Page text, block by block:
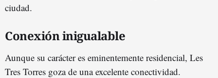
ciudad.
Conexión inigualable
Aunque su carácter es eminentemente residencial, Les
Tres Torres goza de una excelente conectividad.